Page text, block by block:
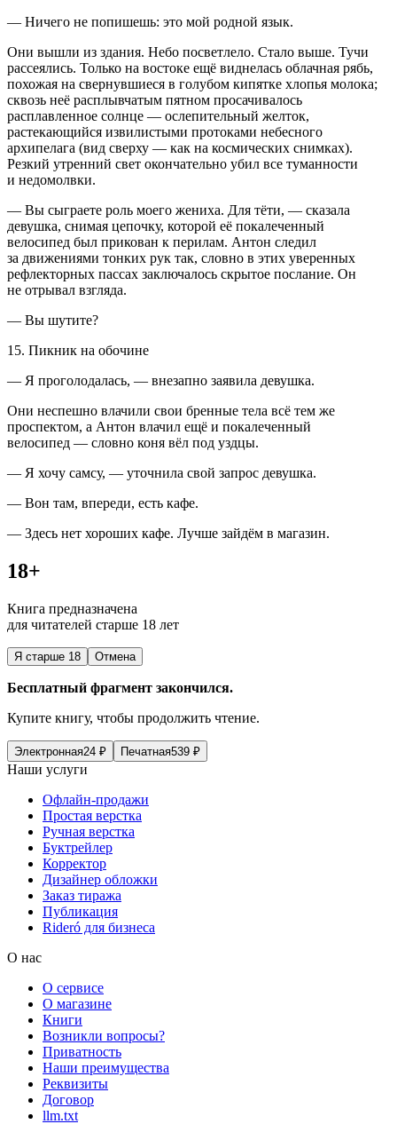
— Ничего не попишешь: это мой родной язык.
Они вышли из здания. Небо посветлело. Стало выше. Тучи
рассеялись. Только на востоке ещё виднелась облачная рябь,
похожая на свернувшиеся в голубом кипятке хлопья молока;
сквозь неё расплывчатым пятном просачивалось
расплавленное солнце — ослепительный желток,
растекающийся извилистыми протоками небесного
архипелага (вид сверху — как на космических снимках).
Резкий утренний свет окончательно убил все туманности
и недомолвки.
— Вы сыграете роль моего жениха. Для тёти, — сказала
девушка, снимая цепочку, которой её покалеченный
велосипед был прикован к перилам. Антон следил
за движениями тонких рук так, словно в этих уверенных
рефлекторных пассах заключалось скрытое послание. Он
не отрывал взгляда.
— Вы шутите?
15. Пикник на обочине
— Я проголодалась, — внезапно заявила девушка.
Они неспешно влачили свои бренные тела всё тем же
проспектом, а Антон влачил ещё и покалеченный
велосипед — словно коня вёл под уздцы.
— Я хочу самсу, — уточнила свой запрос девушка.
— Вон там, впереди, есть кафе.
— Здесь нет хороших кафе. Лучше зайдём в магазин.
18+
Книга предназначена
для читателей старше 18 лет
Я старше 18 Отмена
Бесплатный фрагмент закончился.
Купите книгу, чтобы продолжить чтение.
Электронная24 ₽ Печатная539 ₽
Наши услуги
Офлайн-продажи
Простая верстка
Ручная верстка
Буктрейлер
Корректор
Дизайнер обложки
Заказ тиража
Публикация
Rideró для бизнеса
О нас
О сервисе
О магазине
Книги
Возникли вопросы?
Приватность
Наши преимущества
Реквизиты
Договор
llm.txt